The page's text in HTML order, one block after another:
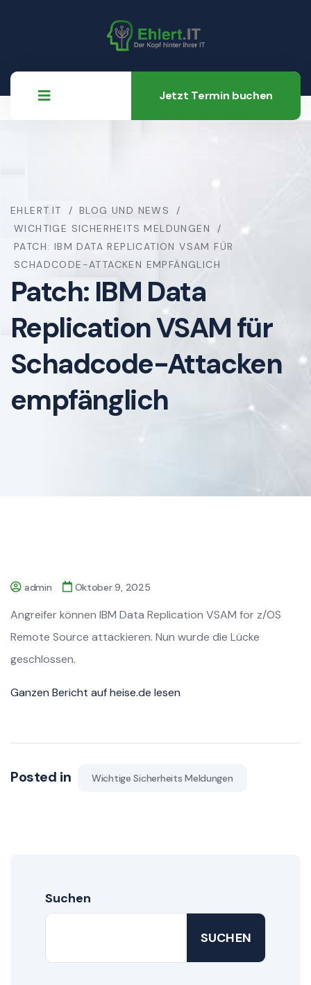
Jetzt Termin buchen
EHLERT.IT
BLOG UND NEWS
WICHTIGE SICHERHEITS MELDUNGEN
PATCH: IBM DATA REPLICATION VSAM FÜR
SCHADCODE-ATTACKEN EMPFÄNGLICH
Patch: IBM Data
Replication VSAM für
Schadcode-Attacken
empfänglich
admin Oktober 9, 2025
Angreifer können IBM Data Replication VSAM for z/OS
Remote Source attackieren. Nun wurde die Lücke
geschlossen.
Ganzen Bericht auf heise.de lesen
Posted in Wichtige Sicherheits Meldungen
Suchen
SUCHEN